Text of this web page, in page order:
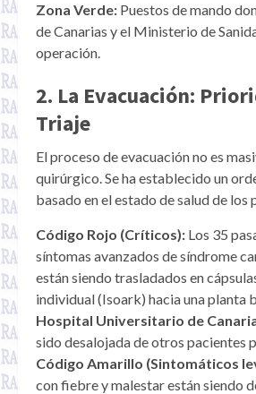
Zona Verde: Puestos de mando
de Canarias y el Ministerio de
operación.
2. La Evacuación:
Triaje
El proceso de evacuación no es
quirúrgico. Se ha establecido un
basado en el estado de salud de los
Código Rojo (Críticos): Los 35
síntomas avanzados de síndrome
están siendo trasladados en
individual (Isoark) hacia una planta
Hospital Universitario de
sido desalojada de otros pacientes
Código Amarillo (Sintomáticos
con fiebre y malestar están siendo